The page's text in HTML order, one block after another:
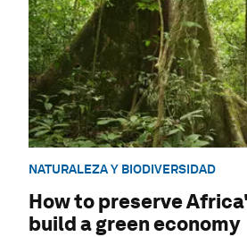
NATURALEZA Y BIODIVERSIDAD
How to preserve
build a green economy